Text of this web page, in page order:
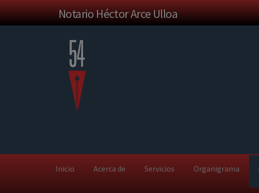
Notario Héctor Arce Ulloa
Inicio Acerca de Servicios Organigrama